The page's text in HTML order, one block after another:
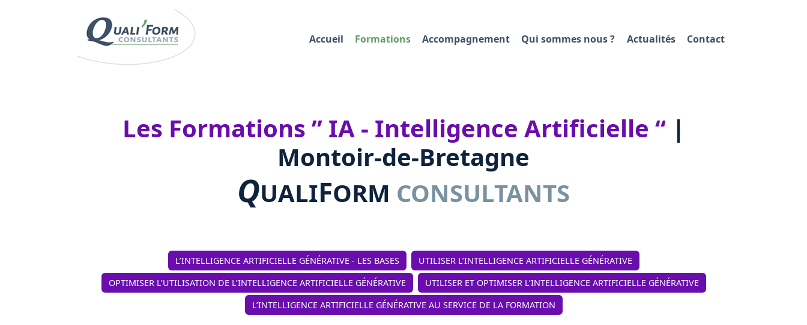
Accueil Formations Accompagnement Qui sommes nous ? Actualités Contact
Les Formations ” IA - Intelligence Artificielle “|
Montoir-de-Bretagne
QUALIFORM CONSULTANTS
L’INTELLIGENCE ARTIFICIELLE GÉNÉRATIVE - LES BASES
UTILISER L’INTELLIGENCE ARTIFICIELLE GÉNÉRATIVE
OPTIMISER L’UTILISATION DE L’INTELLIGENCE ARTIFICIELLE GÉNÉRATIVE
UTILISER ET OPTIMISER L’INTELLIGENCE ARTIFICIELLE GÉNÉRATIVE
L’INTELLIGENCE ARTIFICIELLE GÉNÉRATIVE AU SERVICE DE LA FORMATION